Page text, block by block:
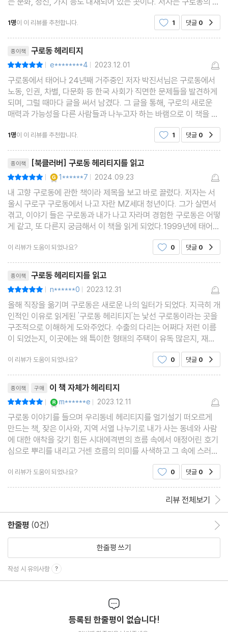
다. 독자들은 때로 냉철한 시선으로, 때로 따뜻한 공감과 연민의 시
선으로 그려 낸 구로동을 탐방하면서 한국 사회의 내일을 기대하게
될 것이다.
를 밝히기 위한 과정이다. 과거를 통해
1명이 이 리뷰를 추천합니다. 1 댓글 0
종이책 구로동 헤리티지
| e********4 | 2023.12.01
구로동에서 태어나 24년째 거주중인 저자 박진서님은 구로동에서
노동, 인권, 차별, 다문화 등 한국 사회가 직면한 문제들을 발견하게
되며, 그럴 때마다 글을 써서 남겼다. 그 글을 통해, 구로의 새로운
매력과 가능성을 다른 사람들과 나누고자 하는 바램으로 이 책을 출
간하였다.저자는 오늘날 현대식 고층 건물로 가득 찬 이 지역 건조
환경의 놀라운 변화를 주시하면서, 동시에 그
1명이 이 리뷰를 추천합니다. 1 댓글 0
종이책 [북클러버] 구로동 헤리티지를 읽고
| 1******7 | 2024.09.23
내 고향 구로동에 관한 책이라 제목을 보고 바로 끌렸다. 저자는 서
울시 구로구 구로동에서 나고 자란 MZ세대 청년이다. 그가 살면서
겪고, 이야기 들은 구로동과 내가 나고 자라며 경험한 구로동은 어떻
게 같고, 또 다른지 궁금해서 이 책을 읽게 되었다.1999년에 태어난
저자와 2009년에 구로동을 떠나 다른곳으로 이사한 나. 10년의 시
간이 겹치더라. 덕분에 책에 언급된 곳은 모두 내
이 리뷰가 도움이 되었나요? 0 댓글 0
종이책 구로동 헤리티지를 읽고
| n******0 | 2023.12.31
올해 직장을 옮기며 구로동은 새로운 나의 일터가 되었다. 지극히 개
인적인 이유로 읽게된 '구로동 헤리티지'는 낯선 구로동이라는 곳을
구조적으로 이해하게 도와주었다. 수출의 다리는 어쩌다 저런 이름
이 되었는지, 이곳에는 왜 특이한 형태의 주택이 유독 많은지, 재한
중국 동포가 어쩌다가 이곳에 모여 살게 되었는지, 같은 출퇴근을 하
며 이따금씩 솟아나는 궁금증이 구로공단과
이 리뷰가 도움이 되었나요? 0 댓글 0
종이책 구매 이 책 자체가 헤리티지
| m******e | 2023.12.11
구로동 이야기를 들으며 우리동네 헤리티지를 얼기설기 떠오르게
만드는 책, 잦은 이사와, 지역 서열 나누기로 내가 사는 동네와 사람
에 대한 애착을 갖기 힘든 시대에격변의 흐름 속에서 애정어린 호기
심으로 뿌리를 내리고 거센 흐름의 의미를 사색하고 그 속에 스러져
간 사람들, 문화생태계를 형성하기 위한 끈기 있는 노력, 시류에 영
합한 헛발질, 다문화의 다채로움까지 담아낸 귀한
이 리뷰가 도움이 되었나요? 0 댓글 0
리뷰 전체보기
한줄평 (0건)
한줄평 쓰기
작성 시 유의사항
등록된 한줄평이 없습니다!